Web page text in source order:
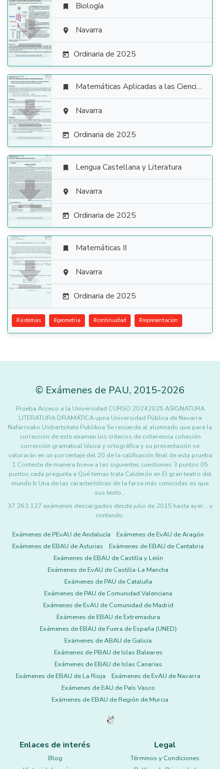

 Biología
 Navarra
 Ordinaria de 2025

 Matemáticas Aplicadas a las Ciencias Sociales
 Navarra
 Ordinaria de 2025

 Lengua Castellana y Literatura
 Navarra
 Ordinaria de 2025

 Matemáticas II
 Navarra
 Ordinaria de 2025
#sistemas #geometria #continuidad #representacion
© Exámenes de PAU, 2015-2026
Prueba Acceso a la Universidad CURSO 20242025 ASIGNATURA
LITERATURA DRAMÁTICA upna Universidad Pública de Navarra
Nafarroako Unibertsitate Publikoa Se recuerda al alumnado que para la
corrección de este examen los criterios de coherencia cohesión
corrección gramatical léxica y ortográfica y su presentación se
valorarán en un porcentaje del 20 de la calificación final de esta prueba
1 Conteste de manera breve a las siguientes cuestiones 3 puntos 05
puntos cada pregunta a Qué temas trata Calderón en El gran teatro del
mundo b Una de las características de la farsa más conocidas es que
sus texto…
37.263.127 exámenes descargados desde julio de 2015 hasta ayer... y
contando.
Exámenes de PEvAU de Andalucía
Exámenes de EvAU de Aragón
Exámenes de EBAU de Asturias
Exámenes de EBAU de Cantabria
Exámenes de EBAU de Castilla y León
Exámenes de EvAU de Castilla-La Mancha
Exámenes de PAU de Cataluña
Exámenes de PAU de Comunidad Valenciana
Exámenes de EvAU de Comunidad de Madrid
Exámenes de EBAU de Extremadura
Exámenes de EBAU de Fuera de España (UNED)
Exámenes de ABAU de Galicia
Exámenes de PBAU de Islas Baleares
Exámenes de EBAU de Islas Canarias
Exámenes de EBAU de La Rioja
Exámenes de EvAU de Navarra
Exámenes de EAU de País Vasco
Exámenes de EBAU de Región de Murcia
Enlaces de interés
Blog
Legal
Términos y Condiciones